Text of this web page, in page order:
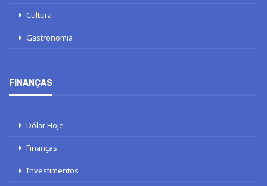
Cultura
Gastronomia
FINANÇAS
Dólar Hoje
Finanças
Investimentos